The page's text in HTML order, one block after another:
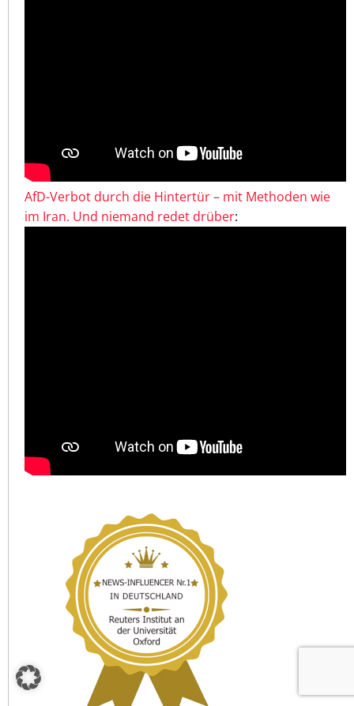
AfD-Verbot durch die Hintertür – mit Methoden wie
im Iran. Und niemand redet drüber: